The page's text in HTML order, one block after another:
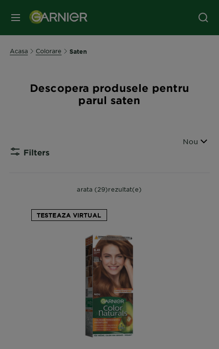
MENIU
Acasa Colorare Saten
Descopera produsele pentru
parul saten
Filters
Sorteaza
Nou
arata (29)rezultat(e)
TESTEAZA VIRTUAL